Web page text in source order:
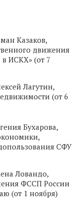
Казаков,
движения
ИСКХ» (от 7
Лагутин,
(от 6
Бухарова,
СФУ
Ловандо,
ФССП России
(от 1 ноября)